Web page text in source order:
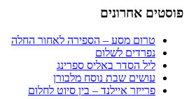
פוסטים אחרונים
טרום מסע – הספירה לאחור החלה
נפרדים לשלום
ליל הסדר באליס ספרינג
עושים שבת נוסח מלבורן
פרייזר איילנד – בין סיוט לחלום